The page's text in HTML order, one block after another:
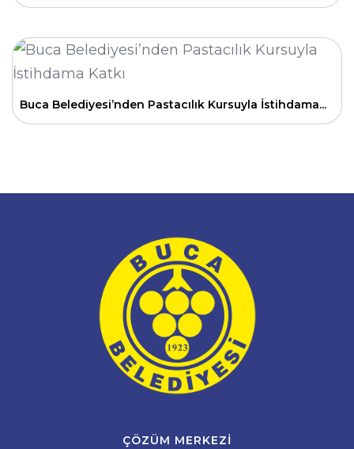
Buca Belediyesi’nden Pastacılık Kursuyla İstihdama...
ÇÖZÜM MERKEZI